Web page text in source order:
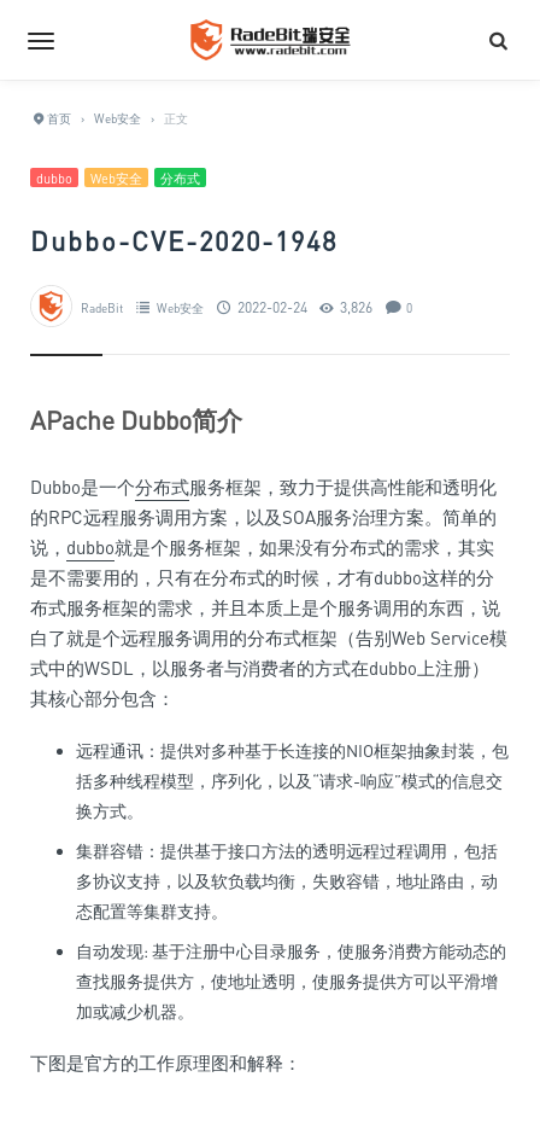
首页 › Web安全 › 正文
dubbo Web安全 分布式
Dubbo-CVE-2020-1948
RadeBit Web安全 2022-02-24 3,826 0
APache Dubbo简介
Dubbo是一个分布式服务框架，致力于提供高性能和透明化
的RPC远程服务调用方案，以及SOA服务治理方案。简单的
说， dubbo就是个服务框架，如果没有分布式的需求，其实
是不需要用的，只有在分布式的时候，才有dubbo这样的分
布式服务框架的需求，并且本质上是个服务调用的东西，说
白了就是个远程服务调用的分布式框架（告别Web Service模
式中的WSDL，以服务者与消费者的方式在dubbo上注册）
其核心部分包含：
远程通讯：提供对多种基于长连接的NIO框架抽象封装，包
括多种线程模型，序列化，以及“请求-响应”模式的信息交
换方式。
集群容错：提供基于接口方法的透明远程过程调用，包括
多协议支持，以及软负载均衡，失败容错，地址路由，动
态配置等集群支持。
自动发现: 基于注册中心目录服务，使服务消费方能动态的
查找服务提供方，使地址透明，使服务提供方可以平滑增
加或减少机器。
下图是官方的工作原理图和解释：